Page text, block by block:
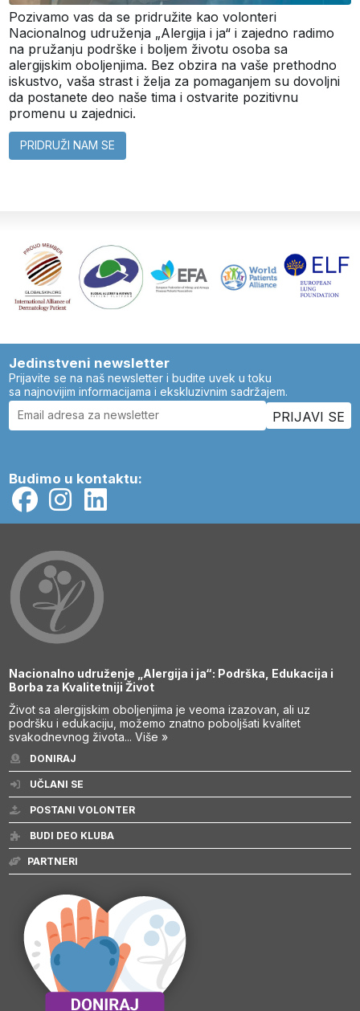
Pozivamo vas da se pridružite kao volonteri
Nacionalnog udruženja „Alergija i ja“ i zajedno radimo
na pružanju podrške i boljem životu osoba sa
alergijskim oboljenjima. Bez obzira na vaše prethodno
iskustvo, vaša strast i želja za pomaganjem su dovoljni
da postanete deo naše tima i ostvarite pozitivnu
promenu u zajednici.
PRIDRUŽI NAM SE
Jedinstveni newsletter
Prijavite se na naš newsletter i budite uvek u toku
sa najnovijim informacijama i ekskluzivnim sadržajem.
Budimo u kontaktu:
Nacionalno udruženje „Alergija i ja“: Podrška, Edukacija i
Borba za Kvalitetniji Život
Život sa alergijskim oboljenjima je veoma izazovan, ali uz
podršku i edukaciju, možemo znatno poboljšati kvalitet
svakodnevnog života...Više »
DONIRAJ
UČLANI SE
POSTANI VOLONTER
BUDI DEO KLUBA
PARTNERI